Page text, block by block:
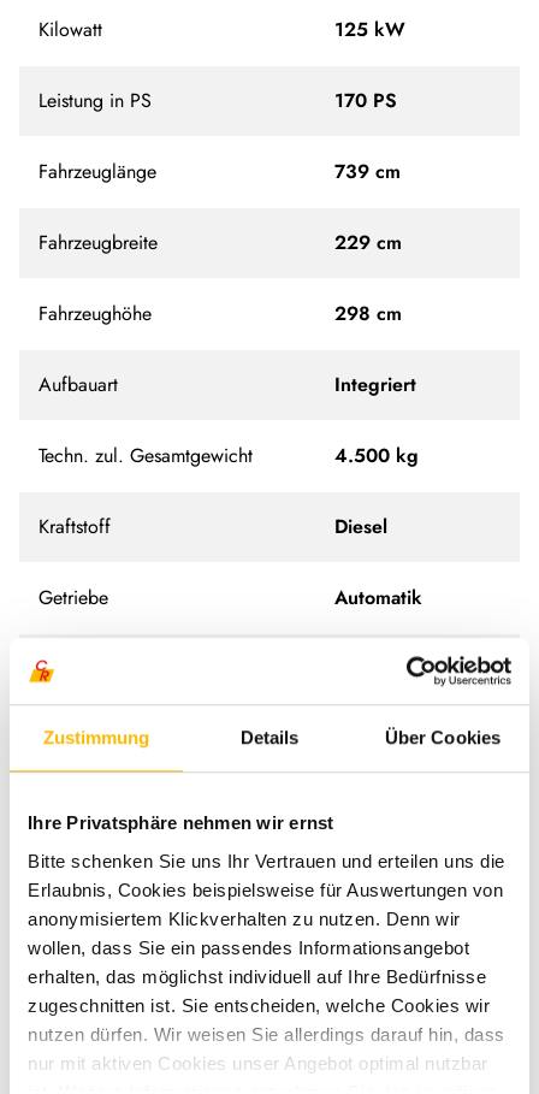
Zustimmung Details Über Cookies
Ihre Privatsphäre nehmen wir ernst
Bitte schenken Sie uns Ihr Vertrauen und erteilen uns die
Erlaubnis, Cookies beispielsweise für Auswertungen von
anonymisiertem Klickverhalten zu nutzen. Denn wir
wollen, dass Sie ein passendes Informationsangebot
erhalten, das möglichst individuell auf Ihre Bedürfnisse
zugeschnitten ist. Sie entscheiden, welche Cookies wir
nutzen dürfen. Wir weisen Sie allerdings darauf hin, dass
nur mit aktiven Cookies unser Angebot optimal nutzbar
Kilowatt 125 kW
Leistung in PS 170 PS
Fahrzeuglänge 739 cm
Fahrzeugbreite 229 cm
Fahrzeughöhe 298 cm
Aufbauart Integriert
Techn. zul. Gesamtgewicht 4.500 kg
Kraftstoff Diesel
Getriebe Automatik
Motordetails 2,0 L - 417 CDI
Anzahl der Achsen
Antriebsart
Schadstoffnorm Euro 6e
Umweltplakette grün